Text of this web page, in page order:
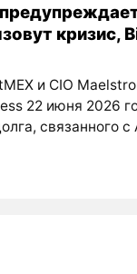
кризис,
и CIO
22 июня 2026
связанного с